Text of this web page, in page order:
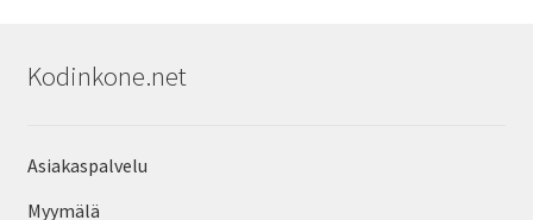
Kodinkone.net
Asiakaspalvelu
Myymälä